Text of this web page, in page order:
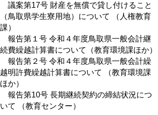
議案第17号 財産を無償で貸し付けること
（鳥取県学生寮用地）について （人権教育
課）
報告第１号 令和４年度鳥取県一般会計継
続費繰越計算書について（教育環境課ほか）
報告第２号 令和４年度鳥取県一般会計繰
越明許費繰越計算書について （教育環境課
ほか）
報告第10号 長期継続契約の締結状況につ
いて （教育センター）